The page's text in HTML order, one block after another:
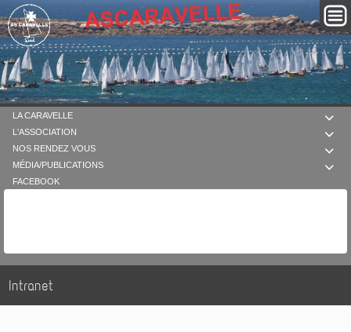

LA CARAVELLE

L'ASSOCIATION

NOS RENDEZ VOUS

MÉDIA/PUBLICATIONS
FACEBOOK
Intranet